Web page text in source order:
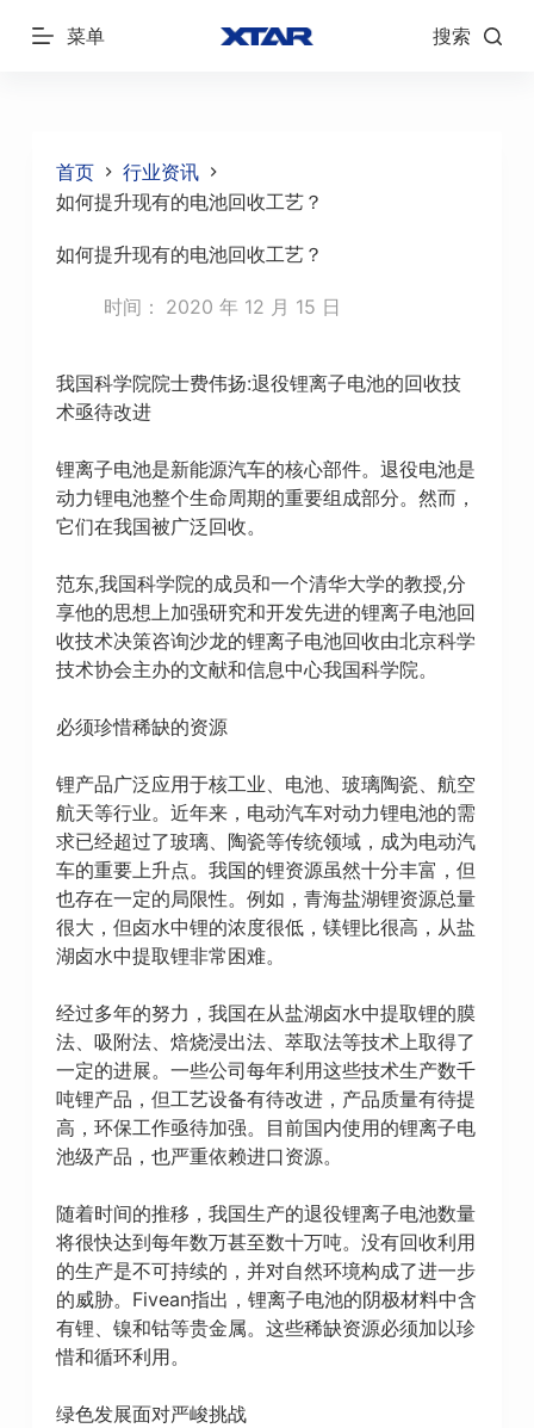
跳
菜单 搜索
首页
行业资讯
如何提升现有的电池回收工艺？
如何提升现有的电池回收工艺？
时间： 2020 年 12 月 15 日
我国科学院院士费伟扬:退役锂离子电池的回收技
术亟待改进
锂离子电池是新能源汽车的核心部件。退役电池是
动力锂电池整个生命周期的重要组成部分。然而，
它们在我国被广泛回收。
范东,我国科学院的成员和一个清华大学的教授,分
享他的思想上加强研究和开发先进的锂离子电池回
收技术决策咨询沙龙的锂离子电池回收由北京科学
技术协会主办的文献和信息中心我国科学院。
必须珍惜稀缺的资源
锂产品广泛应用于核工业、电池、玻璃陶瓷、航空
航天等行业。近年来，电动汽车对动力锂电池的需
求已经超过了玻璃、陶瓷等传统领域，成为电动汽
车的重要上升点。我国的锂资源虽然十分丰富，但
也存在一定的局限性。例如，青海盐湖锂资源总量
很大，但卤水中锂的浓度很低，镁锂比很高，从盐
湖卤水中提取锂非常困难。
经过多年的努力，我国在从盐湖卤水中提取锂的膜
法、吸附法、焙烧浸出法、萃取法等技术上取得了
一定的进展。一些公司每年利用这些技术生产数千
吨锂产品，但工艺设备有待改进，产品质量有待提
高，环保工作亟待加强。目前国内使用的锂离子电
池级产品，也严重依赖进口资源。
随着时间的推移，我国生产的退役锂离子电池数量
将很快达到每年数万甚至数十万吨。没有回收利用
的生产是不可持续的，并对自然环境构成了进一步
的威胁。Fivean指出，锂离子电池的阴极材料中含
有锂、镍和钴等贵金属。这些稀缺资源必须加以珍
惜和循环利用。
绿色发展面对严峻挑战